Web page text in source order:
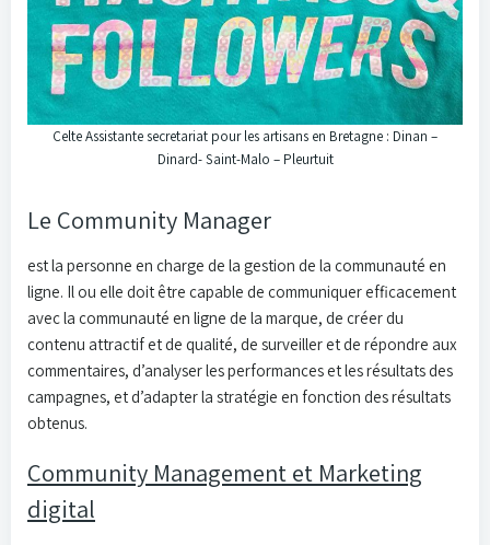
Celte Assistante secretariat pour les artisans en Bretagne : Dinan –
Dinard- Saint-Malo – Pleurtuit
Le Community Manager
est la personne en charge de la gestion de la communauté en
ligne. Il ou elle doit être capable de communiquer efficacement
avec la communauté en ligne de la marque, de créer du
contenu attractif et de qualité, de surveiller et de répondre aux
commentaires, d’analyser les performances et les résultats des
campagnes, et d’adapter la stratégie en fonction des résultats
obtenus.
Community Management et Marketing
digital